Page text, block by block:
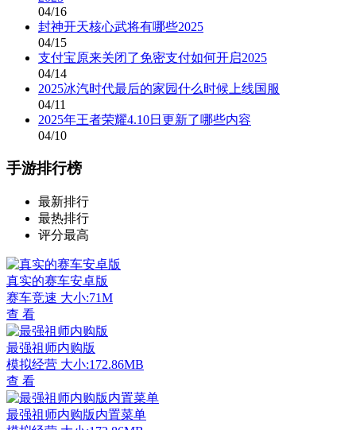
04/16
封神开天核心武将有哪些2025
04/15
支付宝原来关闭了免密支付如何开启2025
04/14
2025冰汽时代最后的家园什么时候上线国服
04/11
2025年王者荣耀4.10日更新了哪些内容
04/10
手游排行榜
最新排行
最热排行
评分最高
真实的赛车安卓版
赛车竞速 大小:71M
查 看
最强祖师内购版
模拟经营 大小:172.86MB
查 看
最强祖师内购版内置菜单